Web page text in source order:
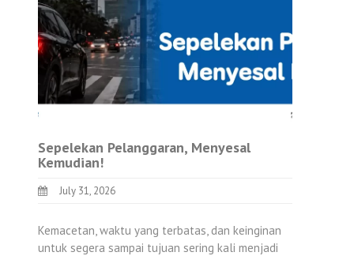
Sepelekan Pelanggaran, Menyesal
Kemudian!
July 31, 2026
Kemacetan, waktu yang terbatas, dan keinginan
untuk segera sampai tujuan sering kali menjadi